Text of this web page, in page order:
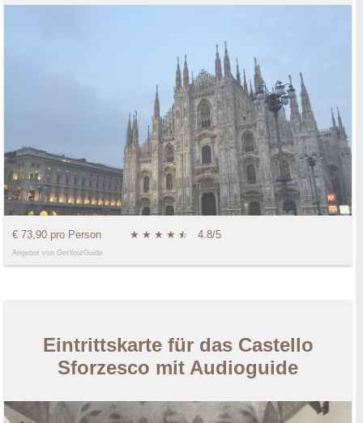
€ 73,90 pro Person ★ ★ ★ ★ ★
☆ 4.8/5
Angebot von GetYourGuide
Eintrittskarte für das Castello
Sforzesco mit Audioguide